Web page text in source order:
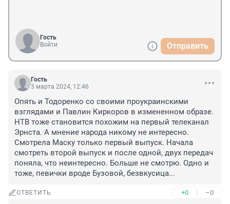
Гость
Войти
Отправить
Гость
3 марта 2024, 12:46
Опять и Тодоренко со своими проукраинскими
взглядами и Павлин Киркоров в измененном образе.
НТВ тоже становится похожим на первый телеканал
Эрнста. А мнение народа никому не интересно.
Смотрела Маску только первый выпуск. Начала
смотреть второй выпуск и после одной, двух передач
поняла, что неинтересно. Больше не смотрю. Одно и
тоже, певички вроде Бузовой, безвкусица...
ОТВЕТИТЬ +0 –0